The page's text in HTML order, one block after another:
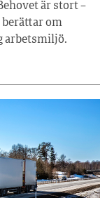
är stort –
om
arbetsmiljö.